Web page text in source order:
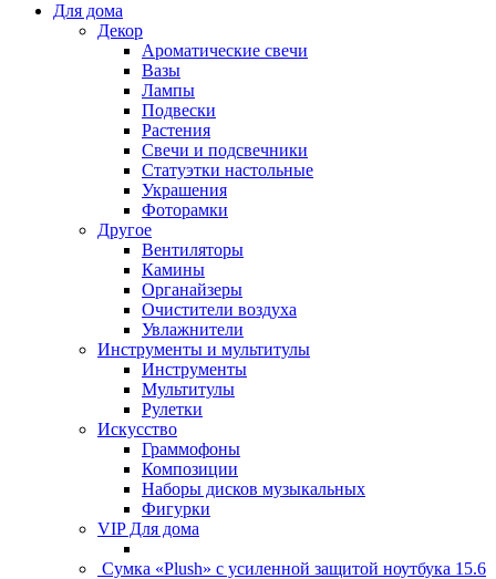
Для дома
Декор
Ароматические свечи
Вазы
Лампы
Подвески
Растения
Свечи и подсвечники
Статуэтки настольные
Украшения
Фоторамки
Другое
Вентиляторы
Камины
Органайзеры
Очистители воздуха
Увлажнители
Инструменты и мультитулы
Инструменты
Мультитулы
Рулетки
Искусство
Граммофоны
Композиции
Наборы дисков музыкальных
Фигурки
VIP Для дома
Сумка «Plush» c усиленной защитой ноутбука 15.6